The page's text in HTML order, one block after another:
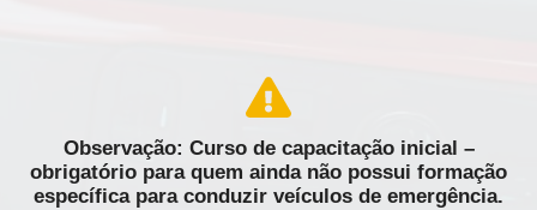
Observação: Curso de capacitação inicial –
obrigatório para quem ainda não possui formação
específica para conduzir veículos de emergência.